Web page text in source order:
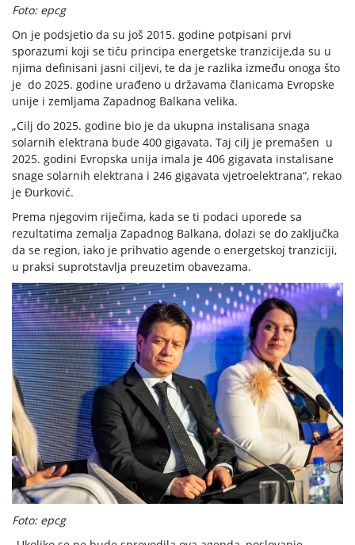
Foto: epcg
On je podsjetio da su još 2015. godine potpisani prvi
sporazumi koji se tiču principa energetske tranzicije,da su u
njima definisani jasni ciljevi, te da je razlika između onoga što
je do 2025. godine urađeno u državama članicama Evropske
unije i zemljama Zapadnog Balkana velika.
„Cilj do 2025. godine bio je da ukupna instalisana snaga
solarnih elektrana bude 400 gigavata. Taj cilj je premašen u
2025. godini Evropska unija imala je 406 gigavata instalisane
snage solarnih elektrana i 246 gigavata vjetroelektrana“, rekao
je Đurković.
Prema njegovim riječima, kada se ti podaci uporede sa
rezultatima zemalja Zapadnog Balkana, dolazi se do zaključka
da se region, iako je prihvatio agende o energetskoj tranziciji,
u praksi suprotstavlja preuzetim obavezama.
Foto: epcg